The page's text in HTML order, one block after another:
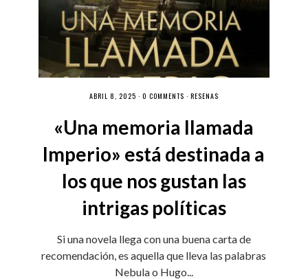
ABRIL 8, 2025 · 0 COMMENTS · RESEÑAS
«Una memoria llamada
Imperio» está destinada a
los que nos gustan las
intrigas políticas
Si una novela llega con una buena carta de
recomendación, es aquella que lleva las palabras
Nebula o Hugo...